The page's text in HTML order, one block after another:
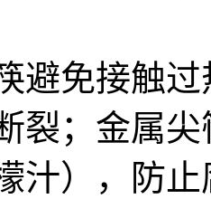
免接触过
裂；金属
汁），防